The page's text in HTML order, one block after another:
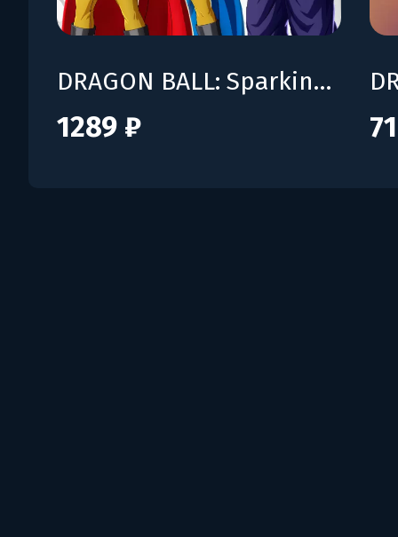
DRAGON BALL: Sparking! ZERO HERO OF JUSTICE Pack
1289 ₽